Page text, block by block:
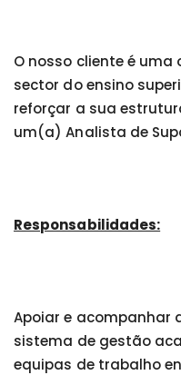
O nosso cliente é
sector do ensino
reforçar a sua
um(a) Analista de
Responsabilidades:
Apoiar e acompanhar
sistema de gestão
equipas de trabalho